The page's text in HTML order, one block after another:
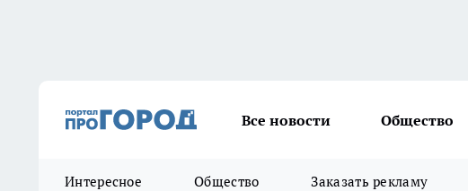
Все новости Общество
Интересное Общество Заказать рекламу